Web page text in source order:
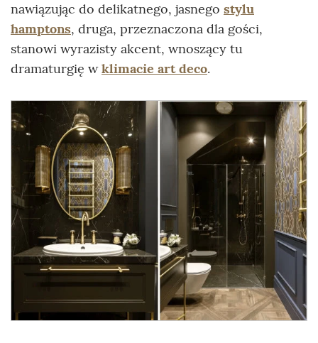
nawiązując do delikatnego, jasnego stylu
hamptons, druga, przeznaczona dla gości,
stanowi wyrazisty akcent, wnoszący tu
dramaturgię wklimacie art deco.